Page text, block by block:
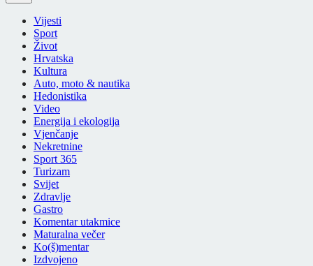
Vijesti
Sport
Život
Hrvatska
Kultura
Auto, moto & nautika
Hedonistika
Video
Energija i ekologija
Vjenčanje
Nekretnine
Sport 365
Turizam
Svijet
Zdravlje
Gastro
Komentar utakmice
Maturalna večer
Ko(š)mentar
Izdvojeno